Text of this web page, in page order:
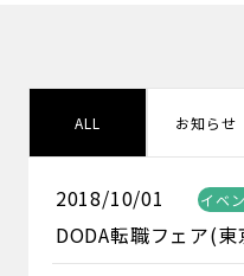
ALL お知らせ
2018/10/01 イベ
DODA転職フェア(